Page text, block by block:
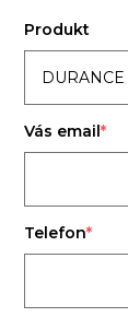
Produkt
Vás email
Telefon